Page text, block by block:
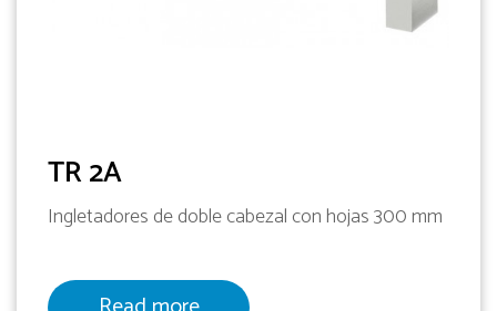
TR 2A
Ingletadores de doble cabezal con hojas 300 mm